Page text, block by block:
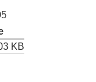
KB